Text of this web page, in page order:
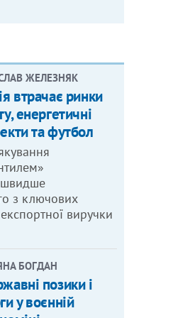
ЖЕЛЕЗНЯК
втрачає ринки
енергетичні
та футбол
швидше
з ключових
виручки
БОГДАН
позики і
у воєнній